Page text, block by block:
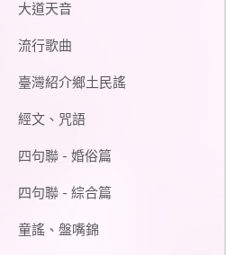
大道天音
流行歌曲
臺灣紹介鄉土民謠
經文、咒語
四句聯 - 婚俗篇
四句聯 - 綜合篇
童謠、盤嘴錦